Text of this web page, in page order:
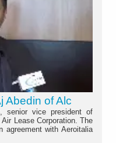
Abedin of Alc
senior vice president of
Lease Corporation. The
agreement with Aeroitalia